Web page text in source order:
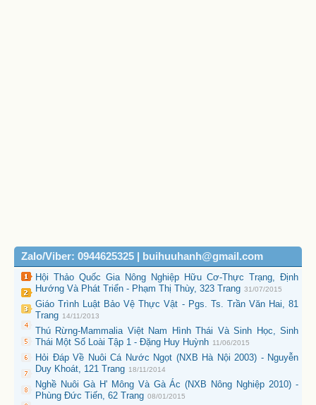
Zalo/Viber: 0944625325 | buihuuhanh@gmail.com
Hội Thảo Quốc Gia Nông Nghiệp Hữu Cơ-Thực Trạng, Định
Hướng Và Phát Triển - Phạm Thị Thùy, 323 Trang 31/07/2015
Giáo Trình Luật Bảo Vệ Thực Vật - Pgs. Ts. Trần Văn Hai, 81
Trang 14/11/2013
Thú Rừng-Mammalia Việt Nam Hình Thái Và Sinh Học, Sinh
Thái Một Số Loài Tập 1 - Đặng Huy Huỳnh 11/06/2015
Hỏi Đáp Về Nuôi Cá Nước Ngọt (NXB Hà Nội 2003) - Nguyễn
Duy Khoát, 121 Trang 18/11/2014
Nghề Nuôi Gà H' Mông Và Gà Ác (NXB Nông Nghiệp 2010) -
Phùng Đức Tiến, 62 Trang 08/01/2015